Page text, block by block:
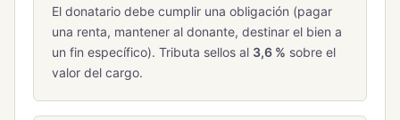
El donatario debe cumplir una obligación (pagar
una renta, mantener al donante, destinar el bien a
un fin específico). Tributa sellos al 3,6 % sobre el
valor del cargo.